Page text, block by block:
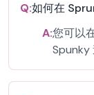
Q:如何在
A:您可以
Spunky